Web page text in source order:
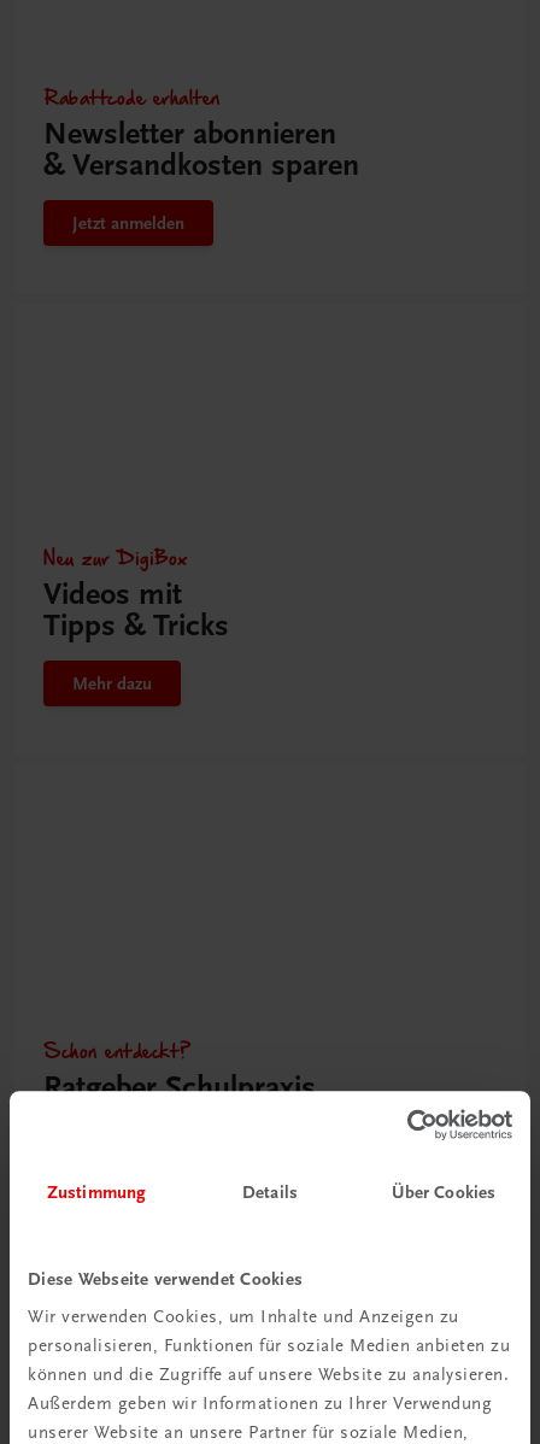
Zustimmung Details Über Cookies
Diese Webseite verwendet Cookies
Wir verwenden Cookies, um Inhalte und Anzeigen zu
personalisieren, Funktionen für soziale Medien anbieten zu
können und die Zugriffe auf unsere Website zu analysieren.
Außerdem geben wir Informationen zu Ihrer Verwendung
unserer Website an unsere Partner für soziale Medien,
Rabattcode erhalten
Newsletter abonnieren
& Versandkosten sparen
Jetzt anmelden
Neu zur DigiBox
Videos mit
Tipps & Tricks
Mehr dazu
Schon entdeckt?
Ratgeber Schulpraxis